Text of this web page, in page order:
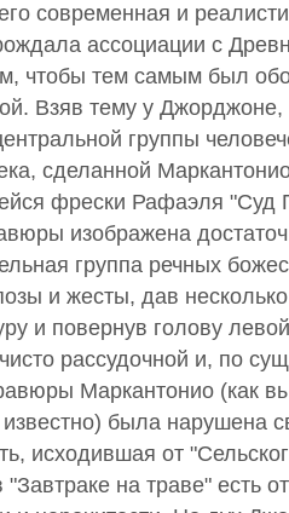
современная и
ассоциации с
чтобы тем самым был
Взяв тему у Джорджоне,
группы
сделанной
фрески Рафаэля "Суд
изображена
группа речных
и жесты, дав
и повернув голову
рассудочной и, по
Маркантонио (как
была нарушена
исходившая от
на траве" есть